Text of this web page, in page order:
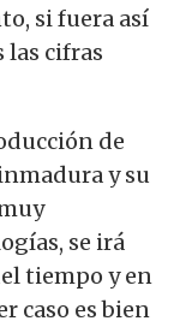
si fuera así
cifras
de
y su
se irá
tiempo y en
caso es bien